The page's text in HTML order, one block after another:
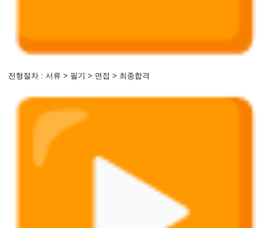
전형절차 : 서류 > 필기 > 면접 > 최종합격